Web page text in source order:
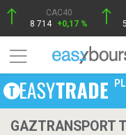
CAC40
8 714 +0,17 %
GAZTRANSPORT